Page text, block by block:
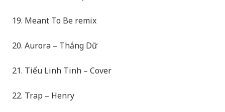
19. Meant To Be remix
20. Aurora – Thắng Dữ
21. Tiểu Linh Tinh – Cover
22. Trap – Henry